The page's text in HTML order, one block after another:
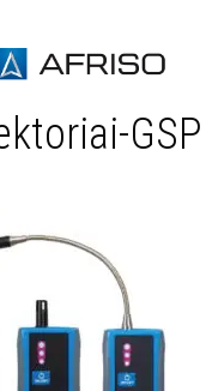
GSP